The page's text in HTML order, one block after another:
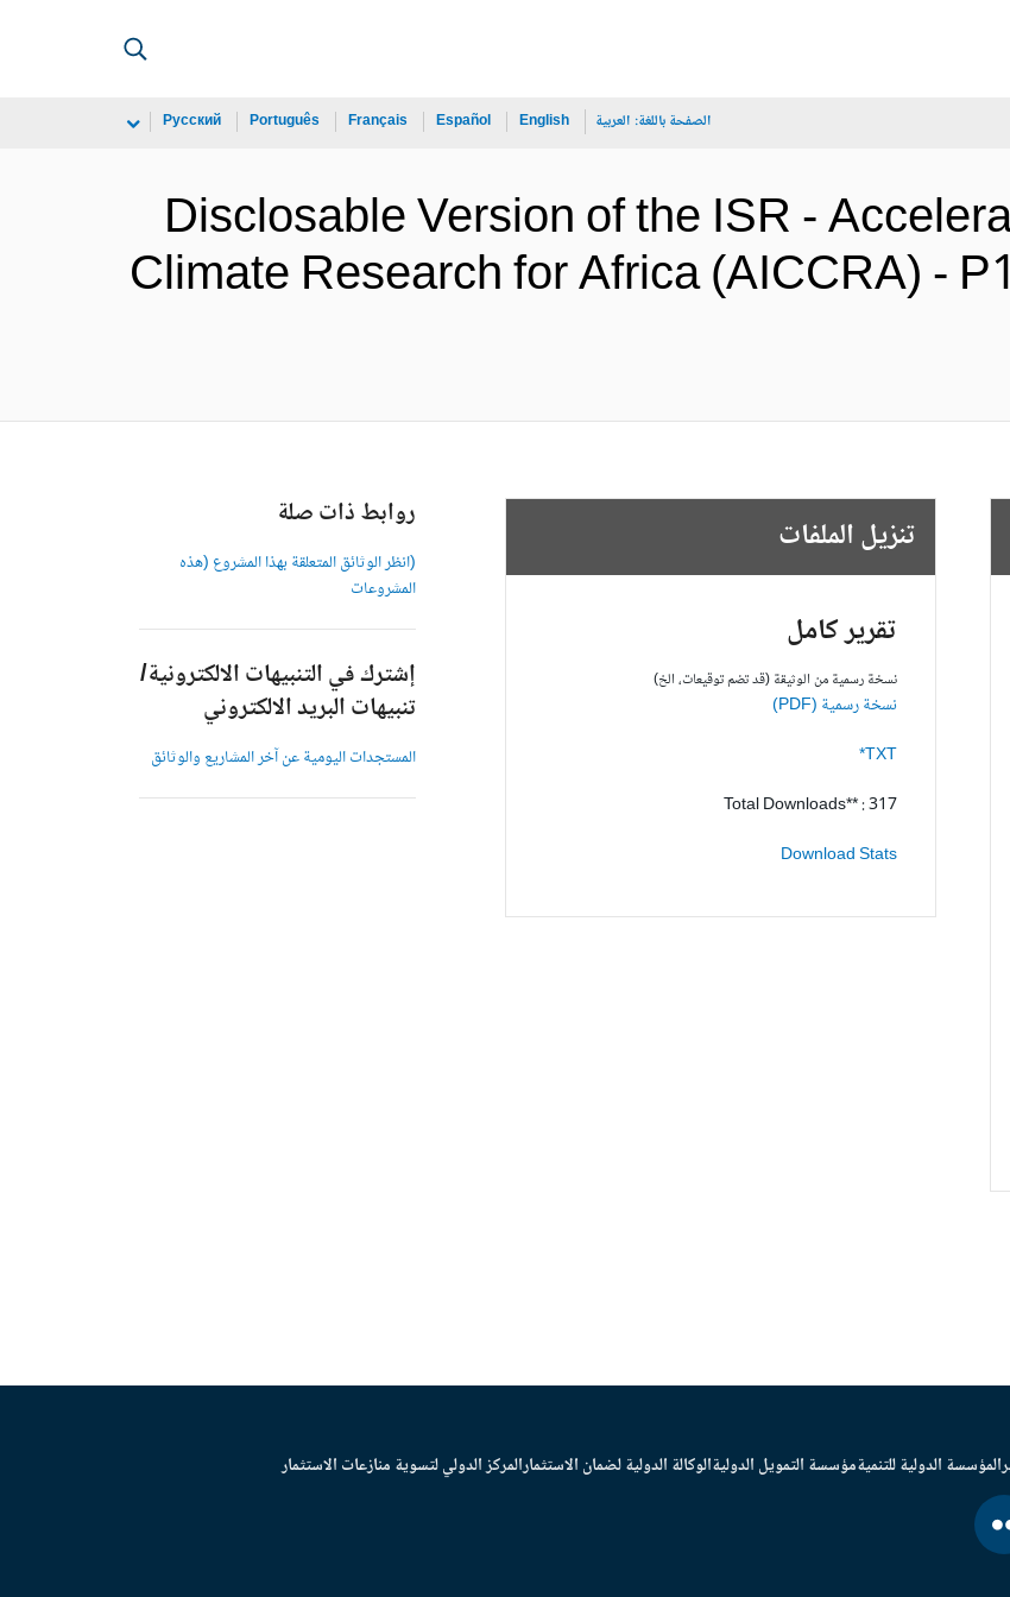
الصفحة باللغة: العربية English
Español
Français
Português
Русский
Disclosable Version of the ISR -
Climate Research for Africa (AICCRA) -
تنزيل الملفات
تقرير كامل
نسخة رسمية من الوثيقة (قد تضم توقيعات، الخ)
نسخة رسمية (PDF)
TXT*
Total Downloads** : 317
Download Stats
روابط ذات صلة
(انظر الوثائق المتعلقة بهذا المشروع (هذه
المشروعات
إشترك في التنبيهات الالكترونية/
تنبيهات البريد الالكتروني
المستجدات اليومية عن آخر المشاريع والوثائق
المؤسسة الدولية للتنميةمؤسسة التمويل الدوليةالوكالة الدولية لضمان الاستثمارالمركز الدولي لتسوية منازعات الاستثمار